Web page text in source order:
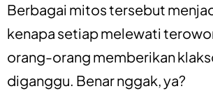
Berbagai mitos tersebut
kenapa setiap melewati
orang-orang memberikan
diganggu. Benar nggak, ya?